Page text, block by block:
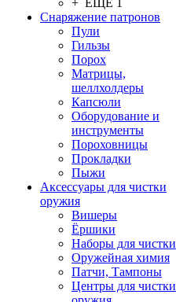
+ ЕЩЕ 1
Снаряжение патронов
Пули
Гильзы
Порох
Матрицы,
шеллхолдеры
Капсюли
Оборудование и
инструменты
Пороховницы
Прокладки
Пыжи
Аксессуары для чистки
оружия
Вишеры
Ёршики
Наборы для чистки
Оружейная химия
Патчи, Тампоны
Центры для чистки